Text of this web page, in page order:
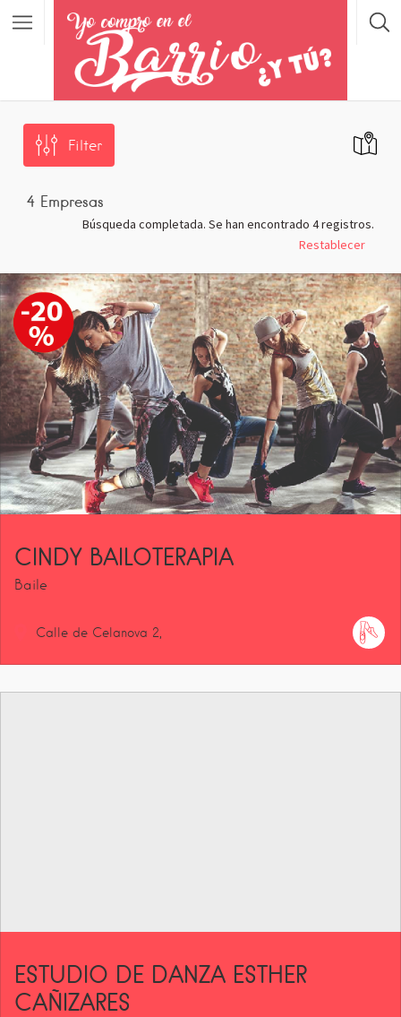
Filter
4 Empresas
Búsqueda completada. Se han encontrado 4 registros.
Restablecer
CINDY BAILOTERAPIA
Baile
Calle de Celanova 2
ESTUDIO DE DANZA ESTHER
CAÑIZARES